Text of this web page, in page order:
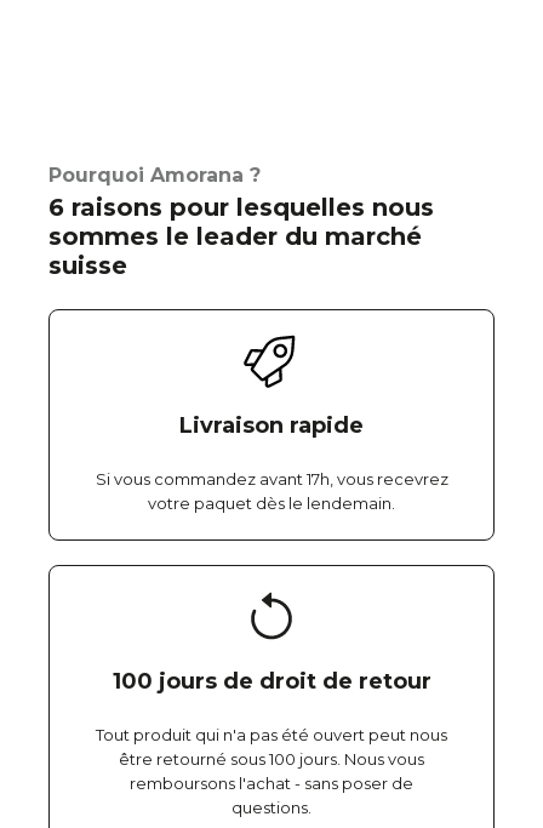
Pourquoi Amorana ?
6 raisons pour lesquelles nous
sommes le leader du marché
suisse
Livraison rapide
Si vous commandez avant 17h, vous recevrez
votre paquet dès le lendemain.
100 jours de droit de retour
Tout produit qui n'a pas été ouvert peut nous
être retourné sous 100 jours. Nous vous
remboursons l'achat - sans poser de
questions.